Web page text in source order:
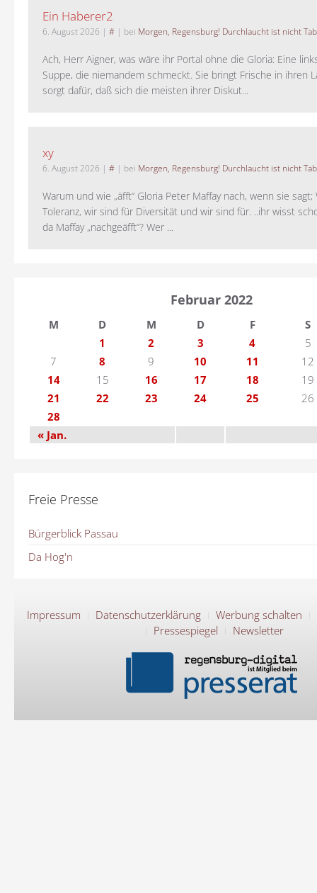
Ein Haberer2
6. August 2026 | # | bei Morgen, Regensburg! Durchlaucht ist nicht
Ach, Herr Aigner, was wäre ihr Portal ohne die Gloria: Eine
Suppe, die niemandem schmeckt. Sie bringt Frische in ihren
sorgt dafür, daß sich die meisten ihrer Diskut...
xy
6. August 2026 | # | bei Morgen, Regensburg! Durchlaucht ist nicht
Warum und wie „äfft“ Gloria Peter Maffay nach, wenn sie
Toleranz, wir sind für Diversität und wir sind für. ..ihr wisst
da Maffay „nachgeäfft“? Wer ...
Februar 2022
M D M D F
S
1
2 3 4
5
7
8 9 10 11
12
14
15 16 17 18
19
21
22 23 24 25
26
28
« Jan.
Freie Presse
Bürgerblick Passau
Da Hog'n
Impressum Datenschutzerklärung
Werbung schalten
Pressespiegel
Newsletter